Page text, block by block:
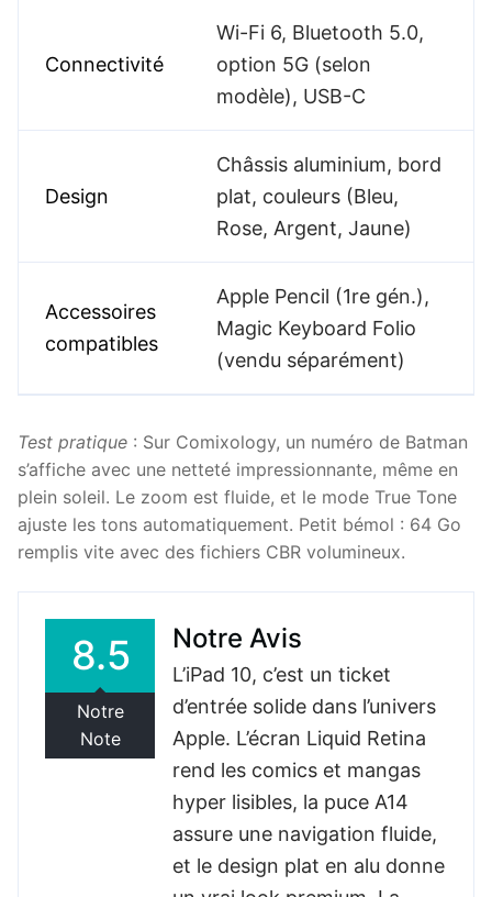
Connectivité
Wi-Fi 6, Bluetooth 5.0,
option 5G (selon
modèle), USB-C
Design
Châssis aluminium, bord
plat, couleurs (Bleu,
Rose, Argent, Jaune)
Accessoires
compatibles
Apple Pencil (1re gén.),
Magic Keyboard Folio
(vendu séparément)
Test pratique : Sur Comixology, un numéro de Batman
s’affiche avec une netteté impressionnante, même en
plein soleil. Le zoom est fluide, et le mode True Tone
ajuste les tons automatiquement. Petit bémol : 64 Go
remplis vite avec des fichiers CBR volumineux.
Notre Avis
L’iPad 10, c’est un ticket
d’entrée solide dans l’univers
Apple. L’écran Liquid Retina
rend les comics et mangas
hyper lisibles, la puce A14
assure une navigation fluide,
et le design plat en alu donne
8.5
Notre
Note